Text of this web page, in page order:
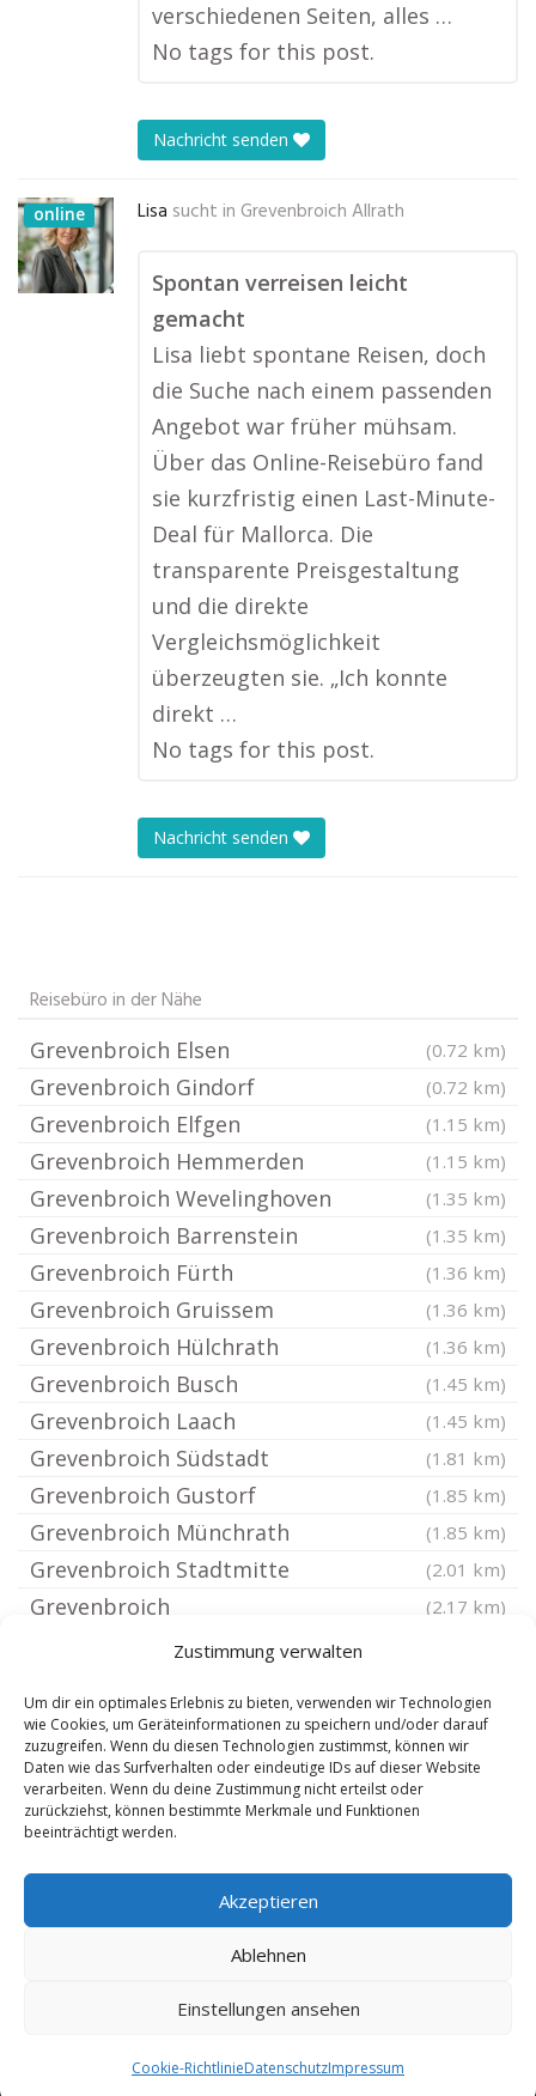
Zustimmung verwalten
Um dir ein optimales Erlebnis zu bieten, verwenden wir Technologien
wie Cookies, um Geräteinformationen zu speichern und/oder darauf
zuzugreifen. Wenn du diesen Technologien zustimmst, können wir
Daten wie das Surfverhalten oder eindeutige IDs auf dieser Website
verarbeiten. Wenn du deine Zustimmung nicht erteilst oder
zurückziehst, können bestimmte Merkmale und Funktionen
beeinträchtigt werden.
Akzeptieren
Ablehnen
Einstellungen ansehen
Cookie-RichtlinieDatenschutzImpressum
verschiedenen Seiten, alles …
No tags for this post.
Nachricht senden
online Lisa sucht in Grevenbroich Allrath
Spontan verreisen leicht
gemacht
Lisa liebt spontane Reisen, doch
die Suche nach einem passenden
Angebot war früher mühsam.
Über das Online-Reisebüro fand
sie kurzfristig einen Last-Minute-
Deal für Mallorca. Die
transparente Preisgestaltung
und die direkte
Vergleichsmöglichkeit
überzeugten sie. „Ich konnte
direkt …
No tags for this post.
Nachricht senden
Reisebüro in der Nähe
Grevenbroich Elsen (0.72 km)
Grevenbroich Gindorf (0.72 km)
Grevenbroich Elfgen (1.15 km)
Grevenbroich Hemmerden (1.15 km)
Grevenbroich Wevelinghoven (1.35 km)
Grevenbroich Barrenstein (1.35 km)
Grevenbroich Fürth (1.36 km)
Grevenbroich Gruissem (1.36 km)
Grevenbroich Hülchrath (1.36 km)
Grevenbroich Busch (1.45 km)
Grevenbroich Laach (1.45 km)
Grevenbroich Südstadt (1.81 km)
Grevenbroich Gustorf (1.85 km)
Grevenbroich Münchrath (1.85 km)
Grevenbroich Stadtmitte (2.01 km)
Grevenbroich (2.17 km)
Grevenbroich Gilverath
Grevenbroich Langwaden (2.31 km)
Grevenbroich Neurath (2.41 km)
Grevenbroich Kapellen
Grevenbroich Neukirchen
Grevenbroich Gubisrath
Grevenbroich Noithausen
Copyright 2024-2025 by de-reisebuero.de |
|SEO Technik